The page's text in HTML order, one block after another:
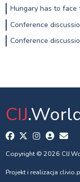
Hungary has to face
Conference
Conference
CIJ
Copyright © 2026
Projekt i realizacja